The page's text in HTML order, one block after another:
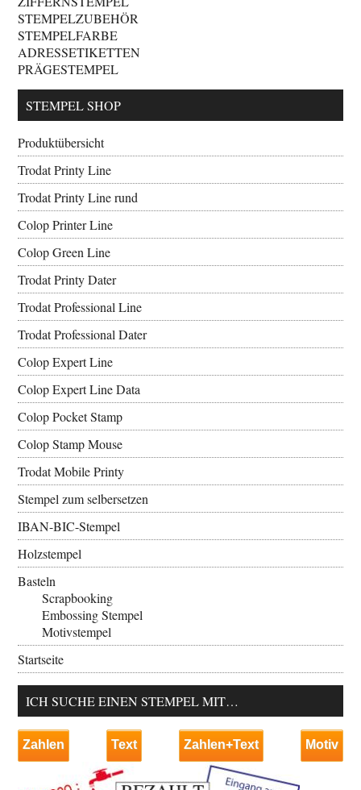
STEMPELZUBEHÖR
STEMPELFARBE
ADRESSETIKETTEN
PRÄGESTEMPEL
STEMPEL SHOP
Produktübersicht
Trodat Printy Line
Trodat Printy Line rund
Colop Printer Line
Colop Green Line
Trodat Printy Dater
Trodat Professional Line
Trodat Professional Dater
Colop Expert Line
Colop Expert Line Data
Colop Pocket Stamp
Colop Stamp Mouse
Trodat Mobile Printy
Stempel zum selbersetzen
IBAN-BIC-Stempel
Holzstempel
Basteln
Scrapbooking
Embossing Stempel
Motivstempel
Startseite
ICH SUCHE EINEN STEMPEL MIT…
Zahlen Text Zahlen+Text Motiv